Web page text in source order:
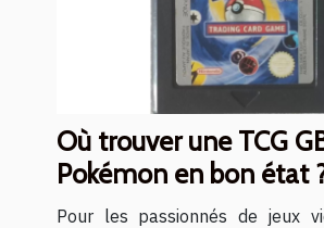
Où trouver une TCG
Pokémon en bon état
Pour les passionnés de jeux